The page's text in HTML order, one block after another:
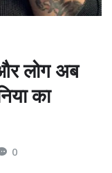
लोग अब
का
0